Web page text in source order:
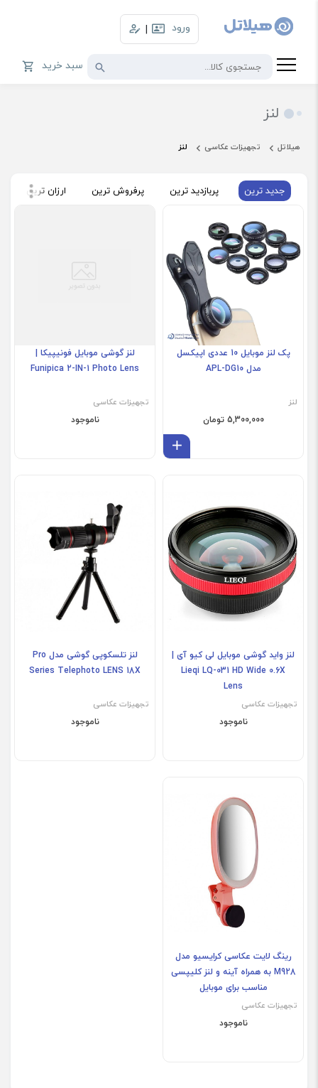
ورود |
سبد خرید
لنز
هیلاتل تجهیزات عکاسی لنز
جدید ترین پربازدید ترین پرفروش ترین ارزان ترین
پک لنز موبایل 10 عددی اپیکسل
مدل APL-DG10
لنز
5,300,000 تومان
لنز گوشی موبایل فونیپیکا |
Funipica 2-IN-1 Photo Lens
تجهیزات عکاسی
ناموجود
لنز واید گوشی موبایل لی کیو آی |
Lieqi LQ-031 HD Wide 0.6X
Lens
تجهیزات عکاسی
ناموجود
لنز تلسکوپی گوشی مدل Pro
Series Telephoto LENS 18X
تجهیزات عکاسی
ناموجود
رینگ لایت عکاسی کرایسیو مدل
M928 به همراه آینه و لنز کلیپسی
مناسب برای موبایل
تجهیزات عکاسی
ناموجود